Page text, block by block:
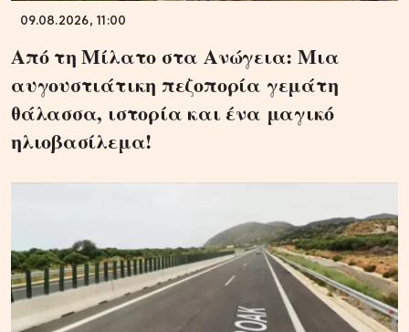
09.08.2026, 11:00
Από τη Μίλατο στα Ανώγεια: Μια
αυγουστιάτικη πεζοπορία γεμάτη
θάλασσα, ιστορία και ένα μαγικό
ηλιοβασίλεμα!